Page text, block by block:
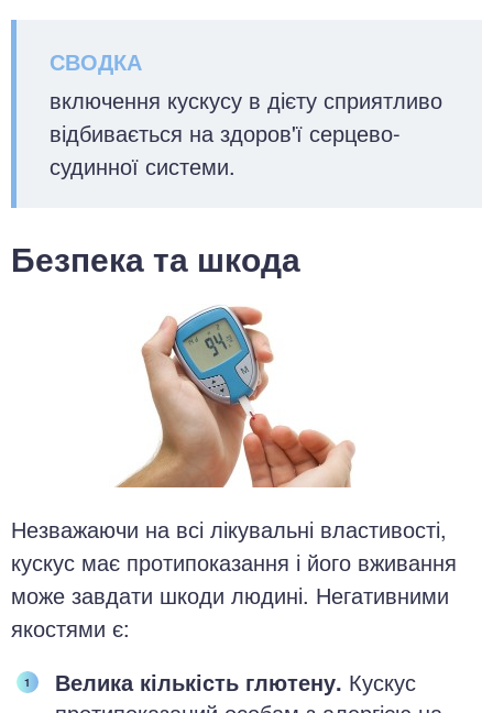
включення кускусу в дієту сприятливо
відбивається на здоров'ї серцево-
судинної системи.
Безпека та шкода
Незважаючи на всі лікувальні властивості,
кускус має протипоказання і його вживання
може завдати шкоди людині. Негативними
якостями є:
Велика кількість глютену. Кускус